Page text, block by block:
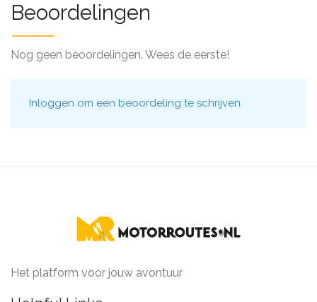
Beoordelingen
Nog geen beoordelingen. Wees de eerste!
Inloggen om een beoordeling te schrijven.
Het platform voor jouw avontuur